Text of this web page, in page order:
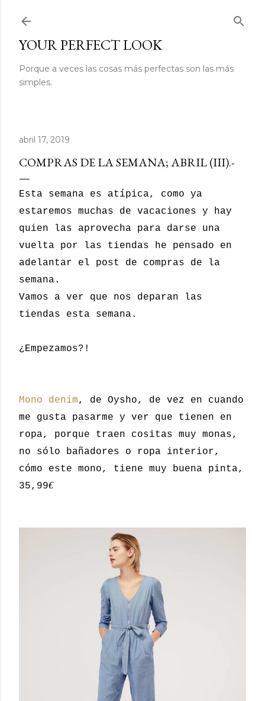
YOUR PERFECT LOOK
Porque a veces las cosas más perfectas son las más
simples.
abril 17, 2019
COMPRAS DE LA SEMANA; ABRIL (III).-
Esta semana es atípica, como ya
estaremos muchas de vacaciones y hay
quien las aprovecha para darse una
vuelta por las tiendas he pensado en
adelantar el post de compras de la
semana.
Vamos a ver que nos deparan las
tiendas esta semana.
¿Empezamos?!
Mono denim, de Oysho, de vez en cuando
me gusta pasarme y ver que tienen en
ropa, porque traen cositas muy monas,
no sólo bañadores o ropa interior,
cómo este mono, tiene muy buena pinta,
35,99€